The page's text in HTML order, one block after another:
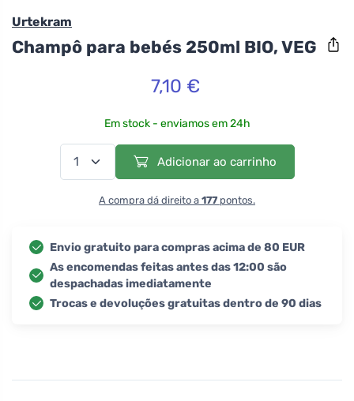
Urtekram
Champô para bebés 250ml BIO, VEG
7,10 €
Em stock - enviamos em 24h
Adicionar ao carrinho
A compra dá direito a 177 pontos.
Envio gratuito para compras acima de 80 EUR
As encomendas feitas antes das 12:00 são
despachadas imediatamente
Trocas e devoluções gratuitas dentro de 90 dias